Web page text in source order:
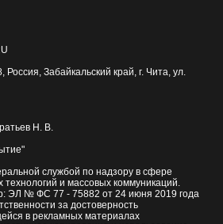
, Россия, Забайкальский край, г. Чита, ул.
Н. В.
службой по надзору в сфере
и массовых коммуникаций.
ЭЛ № ФС 77 - 75882 от 24 июня 2019 года
за достоверность
в рекламных материалах